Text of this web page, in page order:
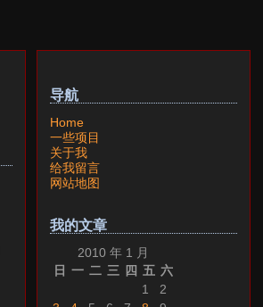
导航
Home
一些项目
关于我
给我留言
网站地图
我的文章
2010 年 1 月
日 一 二 三 四 五 六
1
2